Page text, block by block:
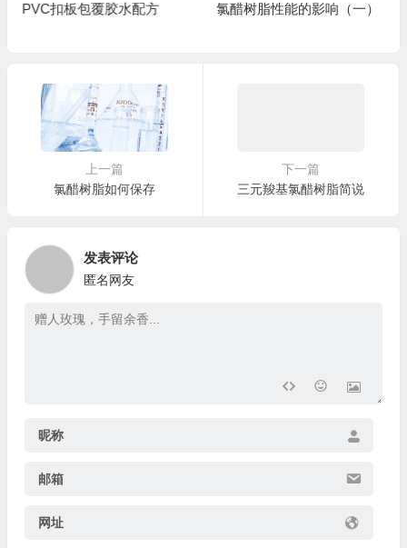
PVC扣板包覆胶水配方 氯醋树脂性能的影响（一）
上一篇
氯醋树脂如何保存
下一篇
三元羧基氯醋树脂简说
发表评论
匿名网友
昵称
邮箱
网址